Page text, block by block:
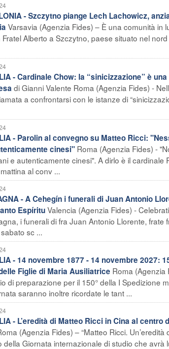
- Szczytno piange Lech Lachowicz,
Varsavia (Agenzia Fides) – È una comunità in
Alberto a Szczytno, paese situato nel
- Cardinale Chow: la “sinicizzazione” è
di Gianni Valente Roma (Agenzia Fides) -
a confrontarsi con le istanze di
- Parolin al convegno su Matteo Ricci:
cinesi" Roma (Agenzia Fides) -
e autenticamente cinesi". A dirlo è il
al conv ...
- A Cehegín i funerali di Juan Antonio
EspírituValencia (Agenzia Fides) -
i funerali di fra Juan Antonio Llorente,
sc ...
- 14 novembre 1877 - 14 novembre 2027:
Figlie di Maria Ausiliatrice Roma (Agenzia
di preparazione per il 150° della I Spedizione
saranno inoltre ricordate le tant ...
- L’eredità di Matteo Ricci in Cina al
(Agenzia Fides) – “Matteo Ricci.
della Giornata internazionale di studio che avrà